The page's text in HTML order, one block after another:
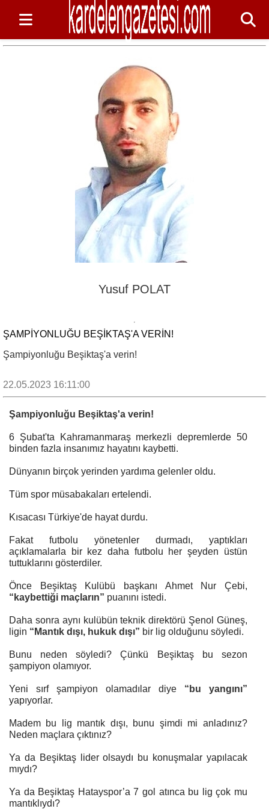
Yusuf POLAT
ŞAMPIYONLUĞU BEŞIKTAŞ'A VERIN!
Şampiyonluğu Beşiktaş'a verin!
22.05.2023 16:11:00
Şampiyonluğu Beşiktaş'a verin!
6 Şubat'ta Kahramanmaraş merkezli depremlerde 50
binden fazla insanımız hayatını kaybetti.
Dünyanın birçok yerinden yardıma gelenler oldu.
Tüm spor müsabakaları ertelendi.
Kısacası Türkiye'de hayat durdu.
Fakat futbolu yönetenler durmadı, yaptıkları
açıklamalarla bir kez daha futbolu her şeyden üstün
tuttuklarını gösterdiler.
Önce Beşiktaş Kulübü başkanı Ahmet Nur Çebi,
“kaybettiği maçların” puanını istedi.
Daha sonra aynı kulübün teknik direktörü Şenol Güneş,
ligin “Mantık dışı, hukuk dışı” bir lig olduğunu söyledi.
Bunu neden söyledi? Çünkü Beşiktaş bu sezon
şampiyon olamıyor.
Yeni sırf şampiyon olamadılar diye “bu yangını”
yapıyorlar.
Madem bu lig mantık dışı, bunu şimdi mi anladınız?
Neden maçlara çıktınız?
Ya da Beşiktaş lider olsaydı bu konuşmalar yapılacak
mıydı?
Ya da Beşiktaş Hatayspor’a 7 gol atınca bu lig çok mu
mantıklıydı?